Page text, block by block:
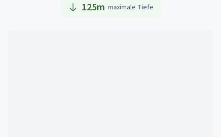
125m maximale Tiefe